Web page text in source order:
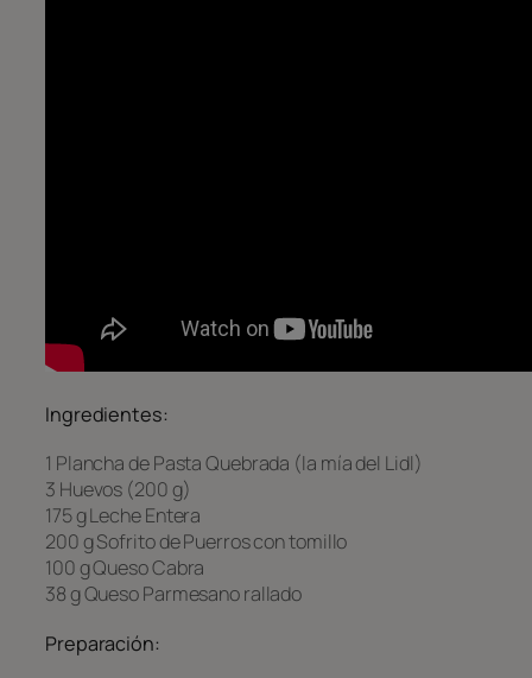
Ingredientes:
1 Plancha de Pasta Quebrada (la mía del Lidl)
3 Huevos (200 g)
175 g Leche Entera
200 g Sofrito de Puerros con tomillo
100 g Queso Cabra
38 g Queso Parmesano rallado
Preparación: